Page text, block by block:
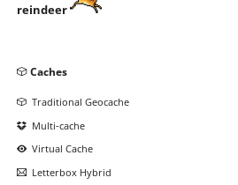
reindeer
Navigation
Caches
Traditional Geocache
Multi-cache
Virtual Cache
Letterbox Hybrid